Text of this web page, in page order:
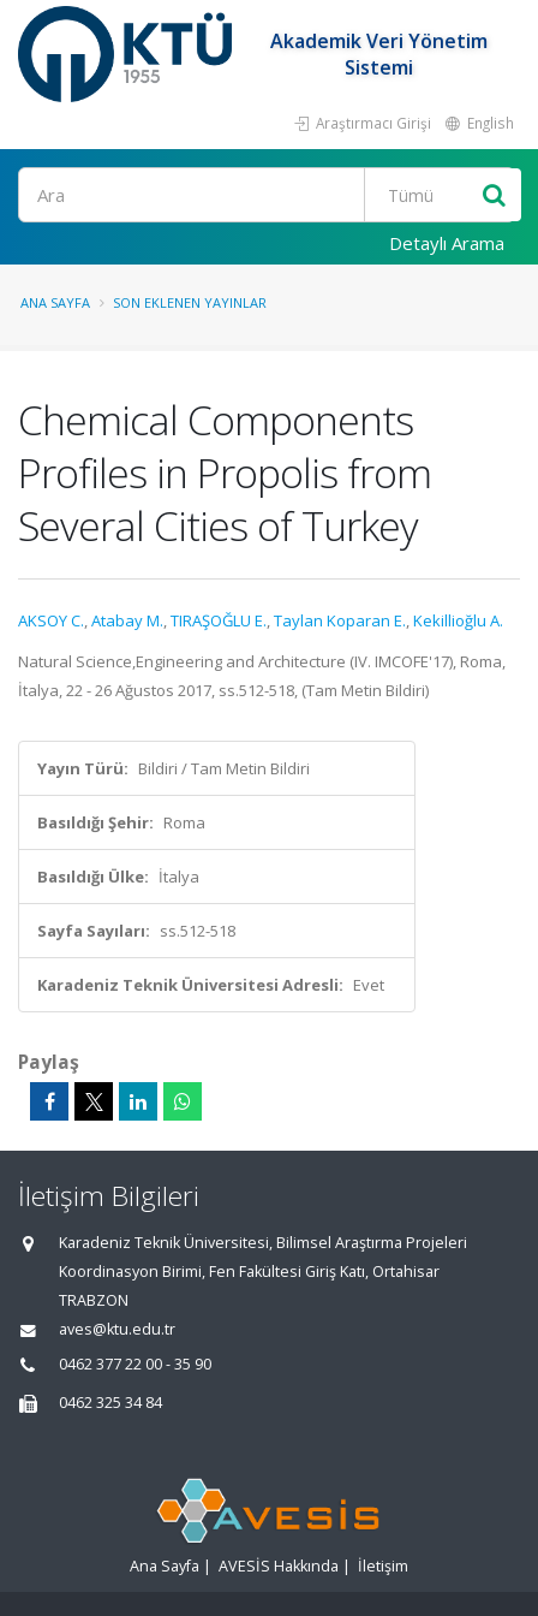
Akademik Veri Yönetim
Sistemi
Araştırmacı Girişi English
Ara
Detaylı Arama
ANA SAYFA SON EKLENEN YAYINLAR
Chemical Components
Profiles in Propolis from
Several Cities of Turkey
AKSOY C.,Atabay M.,TIRAŞOĞLU E.,Taylan Koparan E.,Kekillioğlu A.
Natural Science,Engineering and Architecture (IV. IMCOFE'17), Roma,
İtalya, 22 - 26 Ağustos 2017, ss.512-518, (Tam Metin Bildiri)
Yayın Türü: Bildiri / Tam Metin Bildiri
Basıldığı Şehir: Roma
Basıldığı Ülke: İtalya
Sayfa Sayıları: ss.512-518
Karadeniz Teknik Üniversitesi Adresli: Evet
Paylaş
İletişim Bilgileri
Karadeniz Teknik Üniversitesi, Bilimsel Araştırma Projeleri
Koordinasyon Birimi, Fen Fakültesi Giriş Katı, Ortahisar
TRABZON
aves@ktu.edu.tr
0462 377 22 00 - 35 90
0462 325 34 84
Ana Sayfa | AVESİS Hakkında | İletişim